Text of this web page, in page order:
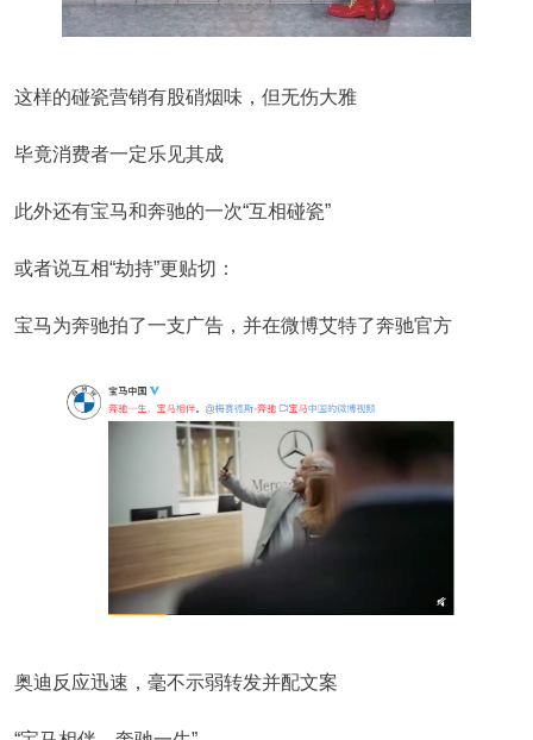
这样的碰瓷营销有股硝烟味，但无伤大雅
毕竟消费者一定乐见其成
此外还有宝马和奔驰的一次“互相碰瓷”
或者说互相“劫持”更贴切：
宝马为奔驰拍了一支广告，并在微博艾特了奔驰官方
奥迪反应迅速，毫不示弱转发并配文案